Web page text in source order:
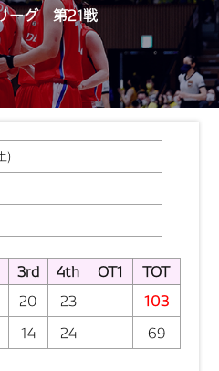
ーグ 第21戦
)
3rd 4th OT1
TOT
20 23
103
14 24 69